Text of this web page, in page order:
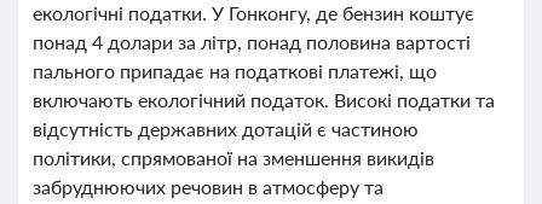
екологічні податки. У Гонконгу, де бензин коштує
понад 4 долари за літр, понад половина вартості
пального припадає на податкові платежі, що
включають екологічний податок. Високі податки та
відсутність державних дотацій є частиною
політики, спрямованої на зменшення викидів
забруднюючих речовин в атмосферу та